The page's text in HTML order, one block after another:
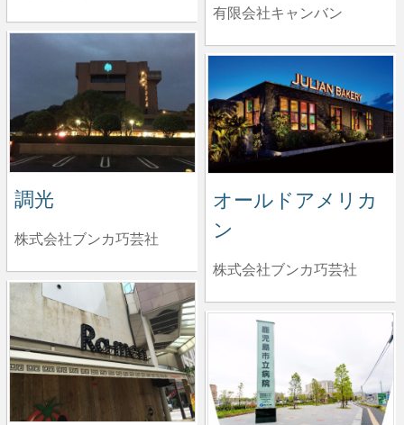
有限会社キャンバン
調光
株式会社ブンカ巧芸社
オールドアメリカ
ン
株式会社ブンカ巧芸社